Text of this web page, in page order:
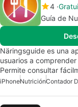
4
Guía de
Näringsguide es una
usuarios a
Permite consultar
iPhoneNutriciónContador